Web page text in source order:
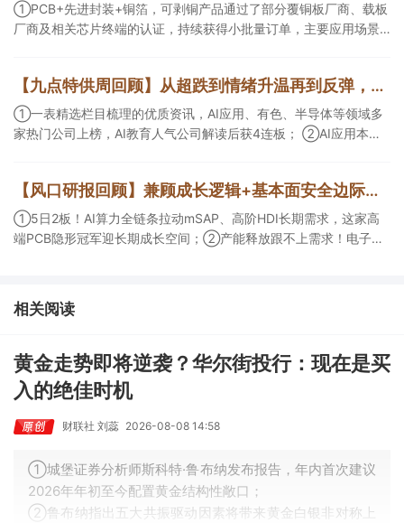
①PCB+先进封装+铜箔，可剥铜产品通过了部分覆铜板厂商、载板
厂商及相关芯片终端的认证，持续获得小批量订单，主要应用场景
等方面具有丰富经验，具备承接细胞与基因治疗产品商业化受托生
产的合规资质，这家公司获净买入。
【九点特供周回顾】从超跌到情绪升温再到反弹，栏目梳理AI应用题材逻辑，AI教育人气公司解读后获4连板
①一表精选栏目梳理的优质资讯，AI应用、有色、半导体等领域多
家热门公司上榜，AI教育人气公司解读后获4连板； ②AI应用本周
角前瞻产业供需情况，提及2家核心公司双双涨停。
【风口研报回顾】兼顾成长逻辑+基本面安全边际！王牌自营前瞻覆盖“pcb+MLCC+电子布”，梳理AI产业链优质标的“深坑起跳”
①5日2板！AI算力全链条拉动mSAP、高阶HDI长期需求，这家高
端PCB隐形冠军迎长期成长空间；②产能释放跟不上需求！电子布
价预期暂未被市场定价，王牌自营前瞻捕捉“预期差”，3日大涨
26%。
相关阅读
黄金走势即将逆袭？华尔街投行：现在是买
入的绝佳时机
财联社 刘蕊 2026-08-08 14:58
①城堡证券分析师斯科特·鲁布纳发布报告，年内首次建议
2026年年初至今配置黄金结构性敞口；
②鲁布纳指出五大共振驱动因素将带来黄金白银非对称上